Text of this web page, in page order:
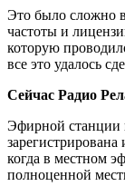
Это было сложно
частоты и
которую
все это удалось
Сейчас Радио
Эфирной станции
когда в местном
полноценной